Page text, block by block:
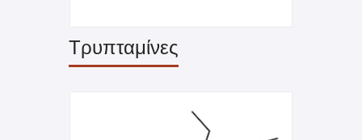
Τρυπταμίνες